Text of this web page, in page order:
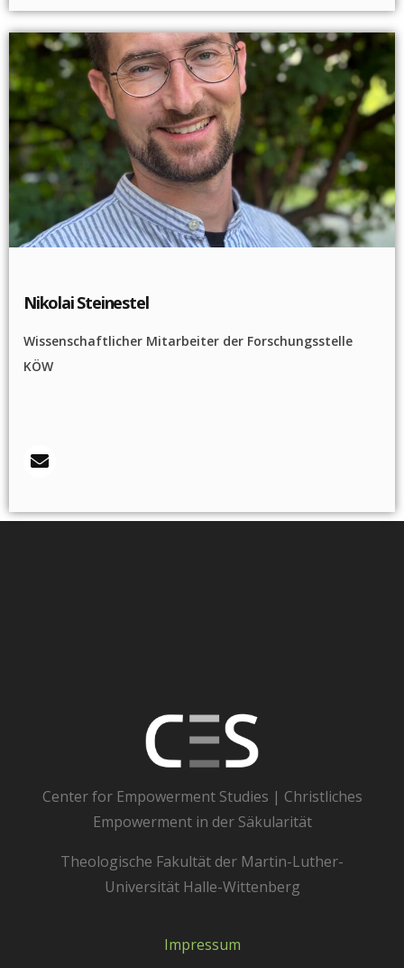
Nikolai Steinestel
Wissenschaftlicher Mitarbeiter der Forschungsstelle
KÖW
Center for Empowerment Studies | Christliches
Empowerment in der Säkularität
Theologische Fakultät der Martin-Luther-
Universität Halle-Wittenberg
Impressum